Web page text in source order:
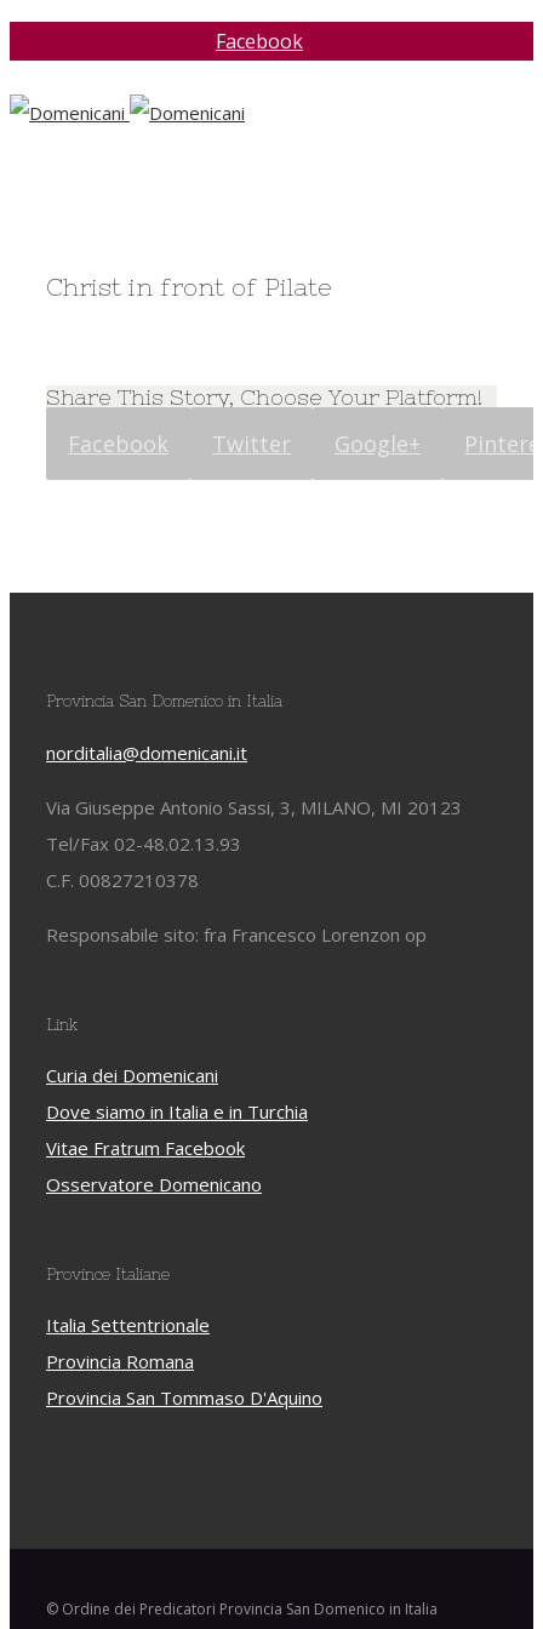
Facebook
Christ in front of Pilate
Share This Story, Choose Your Platform!
Facebook Twitter Google+
Provincia San Domenico in Italia
norditalia@domenicani.it
Via Giuseppe Antonio Sassi, 3, MILANO, MI 20123
Tel/Fax 02-48.02.13.93
C.F. 00827210378
Responsabile sito: fra Francesco Lorenzon op
Link
Curia dei Domenicani
Dove siamo in Italia e in Turchia
Vitae Fratrum Facebook
Osservatore Domenicano
Province Italiane
Italia Settentrionale
Provincia Romana
Provincia San Tommaso D'Aquino
© Ordine dei Predicatori Provincia San Domenico in Italia